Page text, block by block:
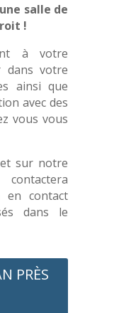
salle de
!
à votre
dans votre
ainsi que
avec des
vous vous
sur notre
en contact
dans le
PRÈS